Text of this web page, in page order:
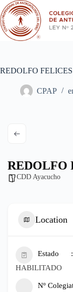
Saltar
al
contenido
REDOLFO
CPAP
REDOLFO
CDD Ayacucho
Location
Estado
HABILITADO
Nº